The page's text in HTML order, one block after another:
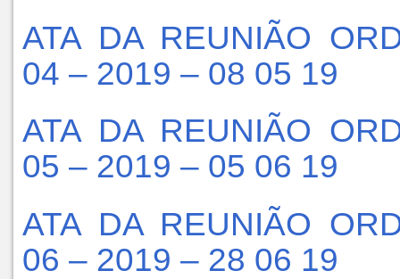
ATA DA REUNIÃO
04 – 2019 – 08 05 19
ATA DA REUNIÃO
05 – 2019 – 05 06 19
ATA DA REUNIÃO
06 – 2019 – 28 06 19